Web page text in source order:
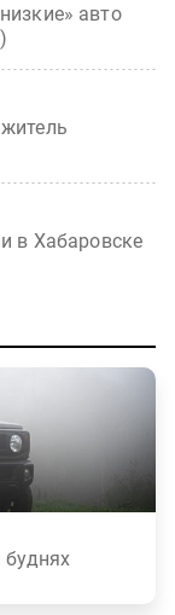
авто
в Хабаровске
буднях